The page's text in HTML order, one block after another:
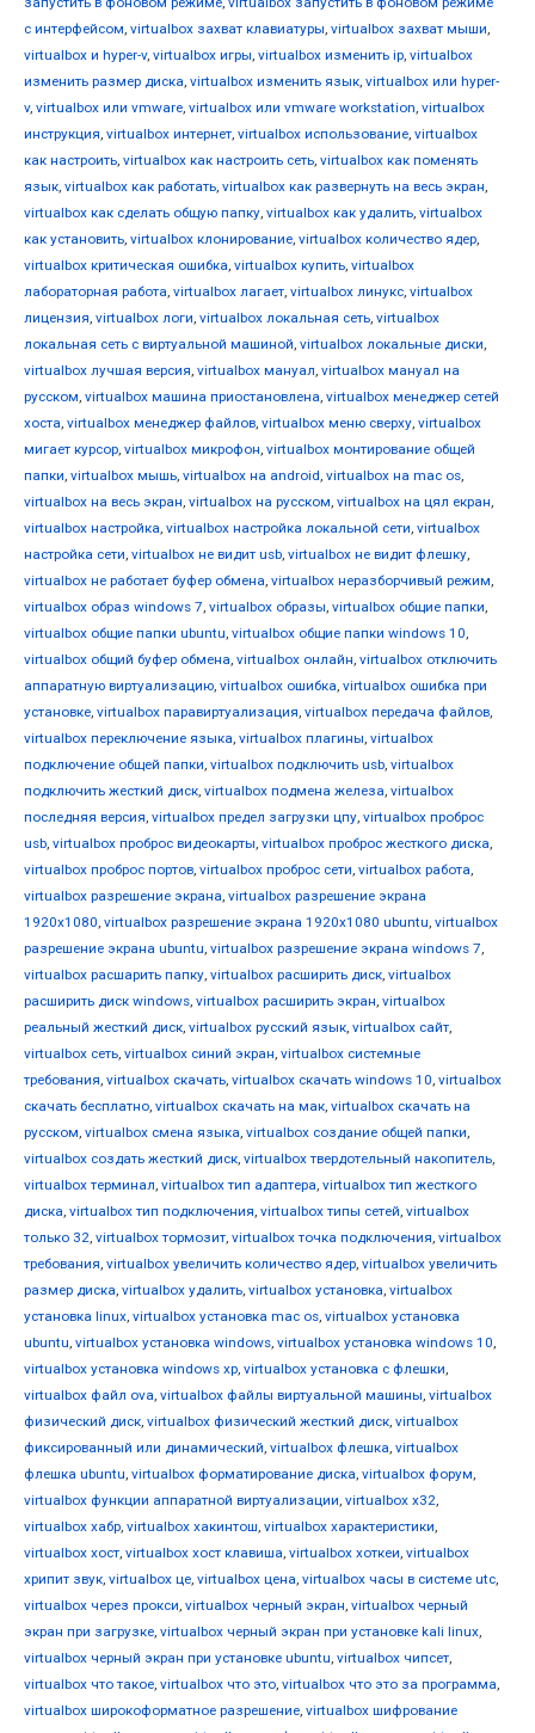
с интерфейсом, virtualbox захват клавиатуры, virtualbox захват мыши,
virtualbox и hyper-v, virtualbox игры, virtualbox изменить ip, virtualbox
изменить размер диска, virtualbox изменить язык, virtualbox или hyper-
v, virtualbox или vmware, virtualbox или vmware workstation, virtualbox
инструкция, virtualbox интернет, virtualbox использование, virtualbox
как настроить, virtualbox как настроить сеть, virtualbox как поменять
язык, virtualbox как работать, virtualbox как развернуть на весь экран,
virtualbox как сделать общую папку, virtualbox как удалить, virtualbox
как установить, virtualbox клонирование, virtualbox количество ядер,
virtualbox критическая ошибка, virtualbox купить, virtualbox
лабораторная работа, virtualbox лагает, virtualbox линукс, virtualbox
лицензия, virtualbox логи, virtualbox локальная сеть, virtualbox
локальная сеть с виртуальной машиной, virtualbox локальные диски,
virtualbox лучшая версия, virtualbox мануал, virtualbox мануал на
русском, virtualbox машина приостановлена, virtualbox менеджер сетей
хоста, virtualbox менеджер файлов, virtualbox меню сверху, virtualbox
мигает курсор, virtualbox микрофон, virtualbox монтирование общей
папки, virtualbox мышь, virtualbox на android, virtualbox на mac os,
virtualbox на весь экран, virtualbox на русском, virtualbox на цял екран,
virtualbox настройка, virtualbox настройка локальной сети, virtualbox
настройка сети, virtualbox не видит usb, virtualbox не видит флешку,
virtualbox не работает буфер обмена, virtualbox неразборчивый режим,
virtualbox образ windows 7, virtualbox образы, virtualbox общие папки,
virtualbox общие папки ubuntu, virtualbox общие папки windows 10,
virtualbox общий буфер обмена, virtualbox онлайн, virtualbox отключить
аппаратную виртуализацию, virtualbox ошибка, virtualbox ошибка при
установке, virtualbox паравиртуализация, virtualbox передача файлов,
virtualbox переключение языка, virtualbox плагины, virtualbox
подключение общей папки, virtualbox подключить usb, virtualbox
подключить жесткий диск, virtualbox подмена железа, virtualbox
последняя версия, virtualbox предел загрузки цпу, virtualbox проброс
usb, virtualbox проброс видеокарты, virtualbox проброс жесткого диска,
virtualbox проброс портов, virtualbox проброс сети, virtualbox работа,
virtualbox разрешение экрана, virtualbox разрешение экрана
1920x1080, virtualbox разрешение экрана 1920x1080 ubuntu, virtualbox
разрешение экрана ubuntu, virtualbox разрешение экрана windows 7,
virtualbox расшарить папку, virtualbox расширить диск, virtualbox
расширить диск windows, virtualbox расширить экран, virtualbox
реальный жесткий диск, virtualbox русский язык, virtualbox сайт,
virtualbox сеть, virtualbox синий экран, virtualbox системные
требования, virtualbox скачать, virtualbox скачать windows 10, virtualbox
скачать бесплатно, virtualbox скачать на мак, virtualbox скачать на
русском, virtualbox смена языка, virtualbox создание общей папки,
virtualbox создать жесткий диск, virtualbox твердотельный накопитель,
virtualbox терминал, virtualbox тип адаптера, virtualbox тип жесткого
диска, virtualbox тип подключения, virtualbox типы сетей, virtualbox
только 32, virtualbox тормозит, virtualbox точка подключения, virtualbox
требования, virtualbox увеличить количество ядер, virtualbox увеличить
размер диска, virtualbox удалить, virtualbox установка, virtualbox
установка linux, virtualbox установка mac os, virtualbox установка
ubuntu, virtualbox установка windows, virtualbox установка windows 10,
virtualbox установка windows xp, virtualbox установка с флешки,
virtualbox файл ova, virtualbox файлы виртуальной машины, virtualbox
физический диск, virtualbox физический жесткий диск, virtualbox
фиксированный или динамический, virtualbox флешка, virtualbox
флешка ubuntu, virtualbox форматирование диска, virtualbox форум,
virtualbox функции аппаратной виртуализации, virtualbox х32,
virtualbox хабр, virtualbox хакинтош, virtualbox характеристики,
virtualbox хост, virtualbox хост клавиша, virtualbox хоткеи, virtualbox
хрипит звук, virtualbox це, virtualbox цена, virtualbox часы в системе utc,
virtualbox через прокси, virtualbox черный экран, virtualbox черный
экран при загрузке, virtualbox черный экран при установке kali linux,
virtualbox черный экран при установке ubuntu, virtualbox чипсет,
virtualbox что такое, virtualbox что это, virtualbox что это за программа,
virtualbox широкоформатное разрешение, virtualbox шифрование